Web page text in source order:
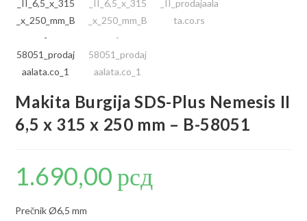
Makita Burgija SDS-Plus Nemesis II
6,5 x 315 x 250 mm – B-58051
1.690,00рсд
Prečnik Ø6,5 mm